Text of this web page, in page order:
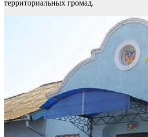
территориальных громад.